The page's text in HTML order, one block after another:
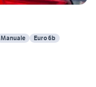
Manuale Euro 6b